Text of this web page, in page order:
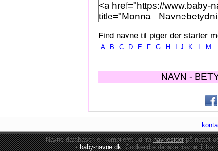
Find navne til piger der starter
A B C D E F G H J K L M
NAVN -
Navne-databasen er kompileret ud franavnesiderpå nettet
•baby-navne.dk: Godkendte danskenavne til børn